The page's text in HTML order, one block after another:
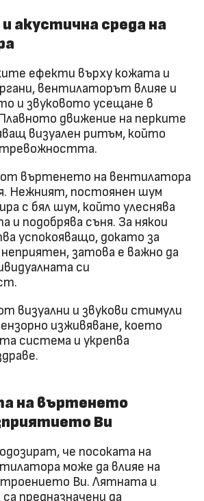
акустична среда на
ефекти върху кожата и
вентилаторът влияе и
и звуковото усещане в
движение на перките
визуален ритъм, който
тревожността.
въртенето на вентилатора
Нежният, постоянен шум
с бял шум, който улеснява
и подобрява съня. За някои
успокояващо, докато за
затова е важно да
си
визуални и звукови стимули
изживяване, което
система и укрепва
на въртенето
Ви
че посоката на
може да влияе на
Ви. Лятната и
предназначени да